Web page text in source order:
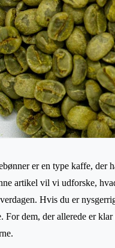
er en type kaffe, der
artikel vil vi udforske,
Hvis du er
For dem, der allerede er